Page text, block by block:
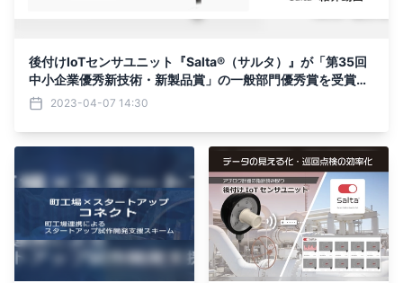
後付けIoTセンサユニット『Salta®（サルタ）』が「第35回
中小企業優秀新技術・新製品賞」の一般部門優秀賞を受賞し
ました。2023-04-07 14:30